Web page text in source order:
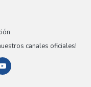
canales oficiales!